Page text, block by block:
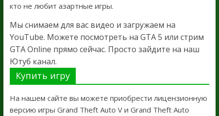
кто не любит азартные игры.
Мы снимаем для вас видео и загружаем на
YouTube. Можете посмотреть на GTA 5 или стрим
GTA Online прямо сейчас. Просто зайдите на наш
Ютуб канал.
Купить игру
На нашем сайте вы можете приобрести лицензионную
версию игры Grand Theft Auto V и Grand Theft Auto